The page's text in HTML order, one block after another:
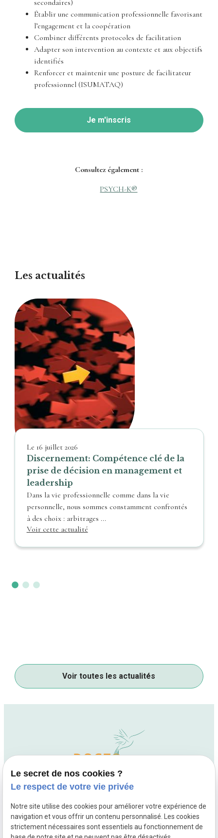
secondaires)
Établir une communication professionnelle favorisant
l’engagement et la coopération
Combiner différents protocoles de facilitation
Adapter son intervention au contexte et aux objectifs
identifiés
Renforcer et maintenir une posture de facilitateur
professionnel (ISUMATAQ)
Je m'inscris
Consultez également :
PSYCH-K®
Les actualités
Le 16 juillet 2026
Discernement: Compétence clé de la
prise de décision en management et
leadership
Dans la vie professionnelle comme dans la vie
personnelle, nous sommes constamment confrontés
à des choix : arbitrages ...
Voir cette actualité
Voir toutes les actualités
01 88 24 54 84
Le secret de nos cookies ?
Le respect de votre vie privée
Notre site utilise des cookies pour améliorer votre expérience de
navigation et vous offrir un contenu personnalisé. Les cookies
strictement nécessaires sont essentiels au fonctionnement de